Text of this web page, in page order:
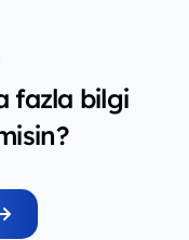
fazla bilgi